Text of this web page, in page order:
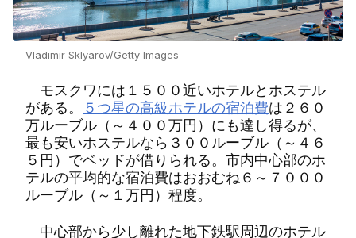
Vladimir Sklyarov/Getty Images
モスクワには１５００近いホテルとホステル
がある。
５つ星の高級ホテルの宿泊費は２６０
万ルーブル（～４００万円）にも達し得るが、
最も安いホステルなら３００ルーブル（～４６
５円）でベッドが借りられる。市内中心部のホ
テルの平均的な宿泊費はおおむね６～７０００
ルーブル（～１万円）程度。
中心部から少し離れた地下鉄駅周辺のホテル